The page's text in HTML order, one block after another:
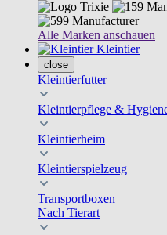
Alle Marken anschauen
Kleintier
close
Kleintierfutter
Kleintierpflege &
Kleintierheim
Kleintierspielzeug
Transportboxen
Nach Tierart